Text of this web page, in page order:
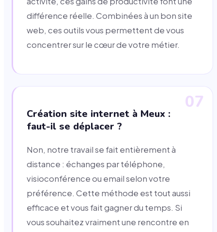
différence réelle. Combinées à un bon site
web, ces outils vous permettent de vous
concentrer sur le cœur de votre métier.
07
Création site internet à Meux :
faut-il se déplacer ?
Non, notre travail se fait entièrement à
distance : échanges par téléphone,
visioconférence ou email selon votre
préférence. Cette méthode est tout aussi
efficace et vous fait gagner du temps. Si
vous souhaitez vraiment une rencontre en